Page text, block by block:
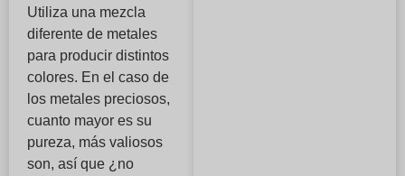
Utiliza una mezcla
diferente de metales
para producir distintos
colores. En el caso de
los metales preciosos,
cuanto mayor es su
pureza, más valiosos
son, así que ¿no